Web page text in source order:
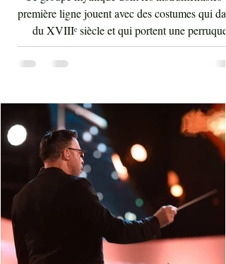
première ligne jouent avec des costumes qui
du XVIIIᵉ siècle et qui portent une perruque
blanche a été présent le 4 août 2026 sur les
planches du festival de Carthage. Dans les
qui sont venus se rappeler des années 80 et
90 où la culture italienne dominait le paysage
télévisuel tunisien. Conduit par l'énergique
d'orch